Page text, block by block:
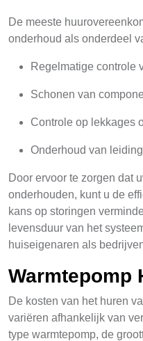
De meeste
onderhoud als onderdeel
Regelmatige controle
Schonen van
Controle op lekkages
Onderhoud van
Door ervoor te zorgen dat
onderhouden, kunt u de
kans op storingen
levensduur van het
huiseigenaren als
Warmtepomp
De kosten van het huren
variëren afhankelijk van
type warmtepomp, de